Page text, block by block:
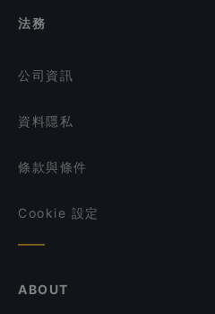
法務
公司資訊
資料隱私
條款與條件
Cookie 設定
ABOUT